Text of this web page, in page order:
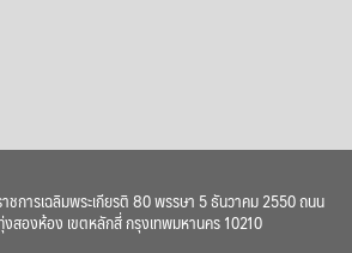
ชการเฉลิมพระเกียรติ 80 พรรษา 5 ธันวาคม 2550 ถนน
สองห้อง เขตหลักสี่ กรุงเทพมหานคร 10210